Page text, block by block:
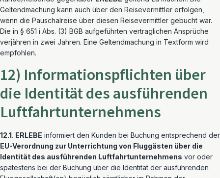
Geltendmachung kann auch über den Reisevermittler erfolgen,
wenn die Pauschalreise über diesen Reisevermittler gebucht war.
Die in § 651 i Abs. (3) BGB aufgeführten vertraglichen Ansprüche
verjähren in zwei Jahren. Eine Geltendmachung in Textform wird
empfohlen.
12) Informationspflichten über
die Identität des ausführenden
Luftfahrtunternehmens
12.1. ERLEBE informiert den Kunden bei Buchung entsprechend der
EU-Verordnung zur Unterrichtung von Fluggästen über die
Identität des ausführenden Luftfahrtunternehmens vor oder
spätestens bei der Buchung über die Identität der ausführenden